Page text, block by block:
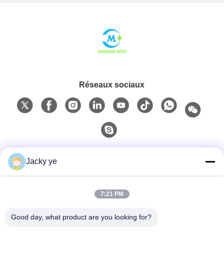
Réseaux sociaux
0086-15967190727
Jacky ye
7:21 PM
Good day, what product are you looking for?